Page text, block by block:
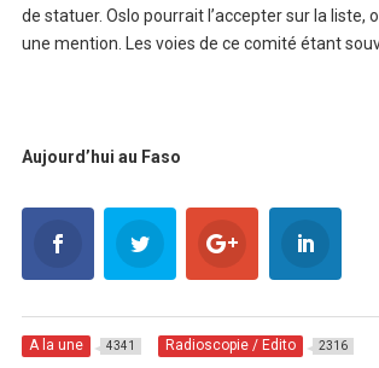
de statuer. Oslo pourrait l’accepter sur la liste,
une mention. Les voies de ce comité étant
Aujourd’hui au Faso
A la une 4341 Radioscopie / Edito 2316